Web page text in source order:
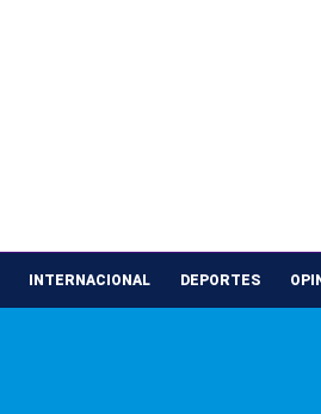
INTERNACIONAL DEPORTES